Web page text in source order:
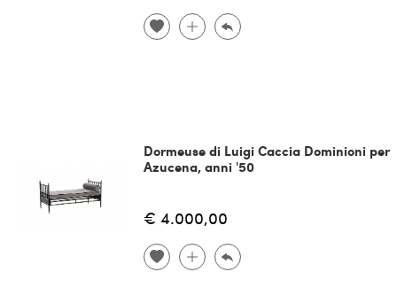
Dormeuse di Luigi Caccia Dominioni per
Azucena, anni '50
€ 4.000,00